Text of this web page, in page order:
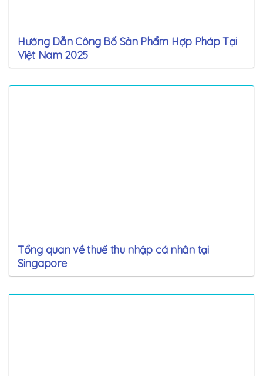
Hướng Dẫn Công Bố Sản Phẩm Hợp Pháp Tại
Việt Nam 2025
Tổng quan về thuế thu nhập cá nhân tại
Singapore